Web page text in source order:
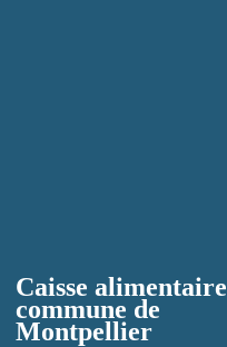
Caisse alimentaire
commune de
Montpellier